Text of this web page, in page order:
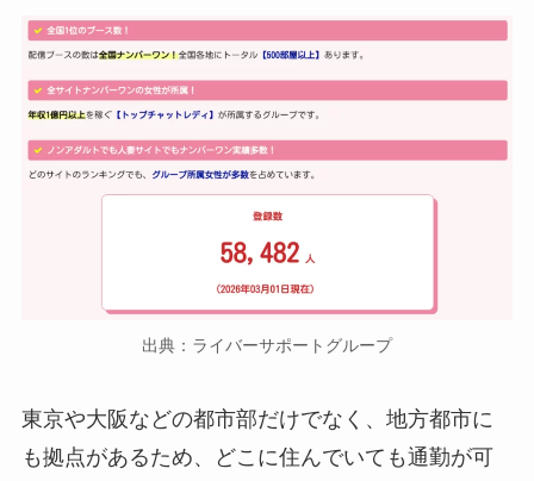
出典：ライバーサポートグループ
東京や大阪などの都市部だけでなく、地方都市に
も拠点があるため、どこに住んでいても通勤が可